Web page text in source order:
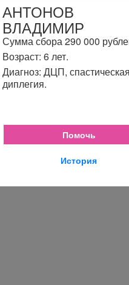
АНТОНОВ
ВЛАДИМИР
Сумма сбора 290 000
Возраст: 6 лет.
Диагноз: ДЦП, спастическая
диплегия.
Помочь
История